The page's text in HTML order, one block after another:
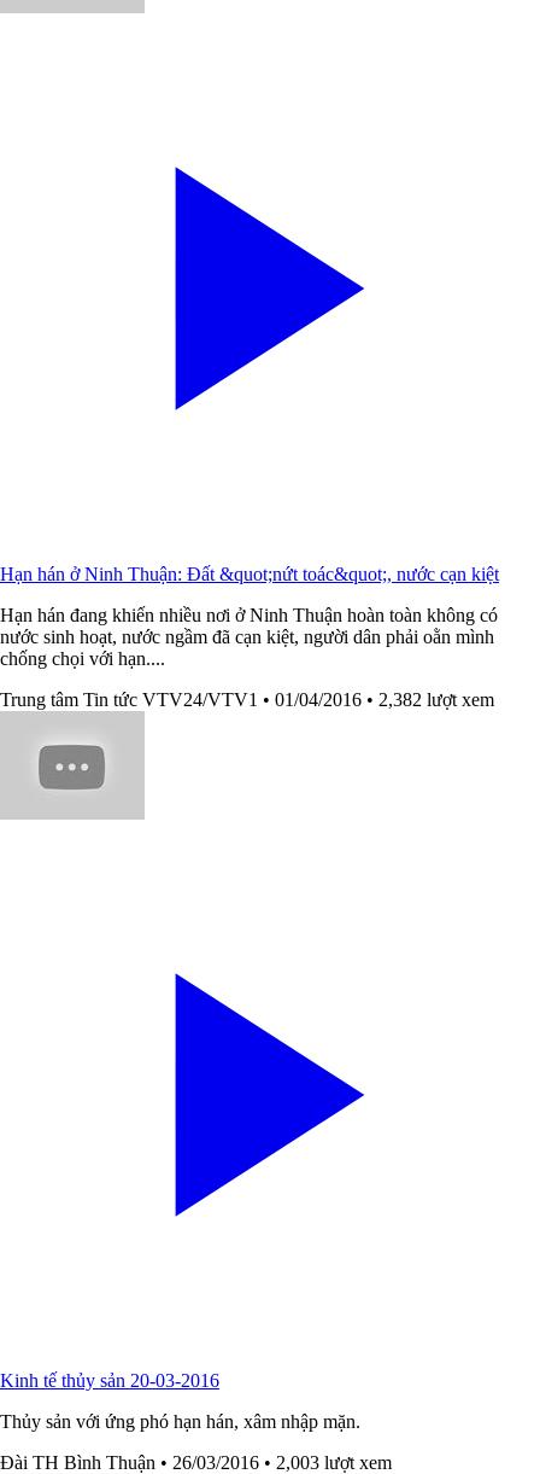
Hạn hán ở Ninh Thuận: Đất &quot;nứt toác&quot;, nước cạn kiệt
Hạn hán đang khiến nhiều nơi ở Ninh Thuận hoàn toàn không có
nước sinh hoạt, nước ngầm đã cạn kiệt, người dân phải oằn mình
chống chọi với hạn....
Trung tâm Tin tức VTV24/VTV1 • 01/04/2016 • 2,382 lượt xem
Kinh tế thủy sản 20-03-2016
Thủy sản với ứng phó hạn hán, xâm nhập mặn.
Đài TH Bình Thuận • 26/03/2016 • 2,003 lượt xem